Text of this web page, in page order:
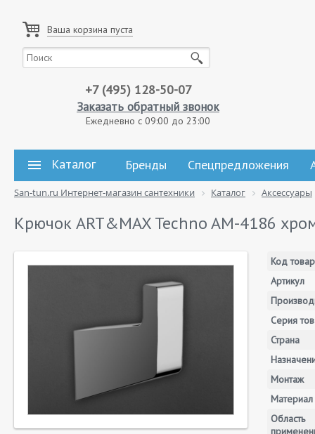
Ваша корзина пуста
+7 (495) 128-50-07
Заказать обратный звонок
Ежедневно с 09:00 до 23:00
Каталог Бренды Спецпредложения
San-tun.ru Интернет-магазин сантехники Каталог Аксессуары
Крючок ART&MAX Techno AM-4186
Код
Артикул
Серия
Страна
Монтаж
Материал
Область